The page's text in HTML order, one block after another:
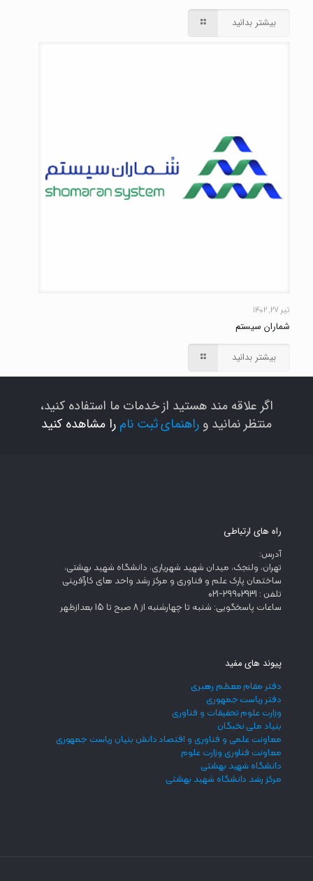
بیشتر بدانید
تیر ۲۷, ۱۴۰۲
شماران سیستم
بیشتر بدانید
اگر علاقه مند هستید از خدمات ما استفاده کنید،
منتظر نمانید و راهنمای ثبت نام را مشاهده کنید
راه های ارتباطی
آدرس:
تهران، ولنجک، میدان شهید شهریاری، دانشگاه شهید بهشتی،
ساختمان پارک علم و فناوری و مرکز رشد واحد های کارآفرینی
تلفن : 29902931-021
ساعات پاسخگویی: شنبه تا چهارشنبه از 8 صبح تا 15 بعدازظهر
پیوند های مفید
دفتر مقام معظم رهبری
دفتر ریاست جمهوری
وزارت علوم تحقیقات و فناوری
بنیاد ملی نخبگان
معاونت علمی و فناوری و اقتصاد دانش بنیان ریاست جمهوری
معاونت فناوری وزارت علوم
دانشگاه شهید بهشتی
مرکز رشد دانشگاه شهید بهشتی